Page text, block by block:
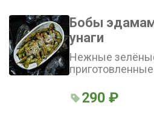
Бобы
унаги
Нежные
японская
вкусом
290 ₽